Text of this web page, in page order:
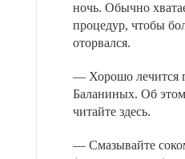
ночь. Обычно
процедур, чтобы
оторвался.
— Хорошо лечится
Баланиных. Об
читайте здесь.
— Смазывайте